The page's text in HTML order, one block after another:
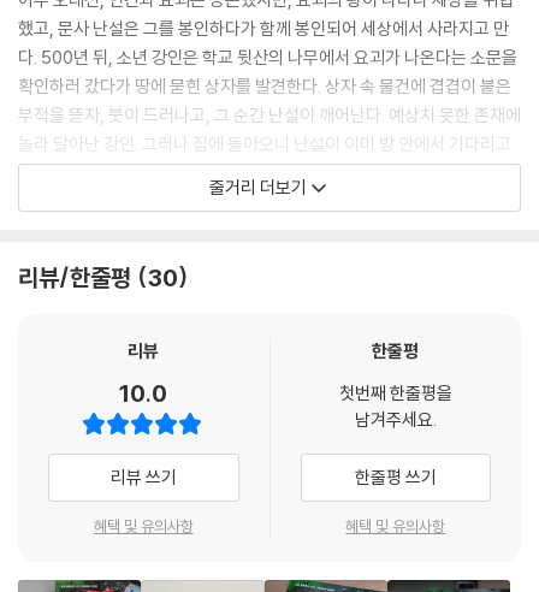
했고, 문사 난설은 그를 봉인하다가 함께 봉인되어 세상에서 사라지고 만
다. 500년 뒤, 소년 강인은 학교 뒷산의 나무에서 요괴가 나온다는 소문을
확인하러 갔다가 땅에 묻힌 상자를 발견한다. 상자 속 물건에 겹겹이 붙은
부적을 뜯자, 붓이 드러나고, 그 순간 난설이 깨어난다. 예상치 못한 존재에
놀라 달아난 강인. 그러나 집에 돌아오니 난설이 이미 방 안에서 기다리고
있다. 요괴가 따라붙자 강인은 황급히 유튜브로 요괴 퇴치법을 찾고, 난설
은 자신이 요괴가 아닌 문사임을 설명한다. 그때 밖에서 들려오는 소란에
을까?
줄거리 더보기
리뷰/한줄평 30
리뷰
10.0
리뷰 쓰기
혜택 및 유의사항
한줄평
첫번째 한줄평을
남겨주세요.
한줄평 쓰기
혜택 및 유의사항